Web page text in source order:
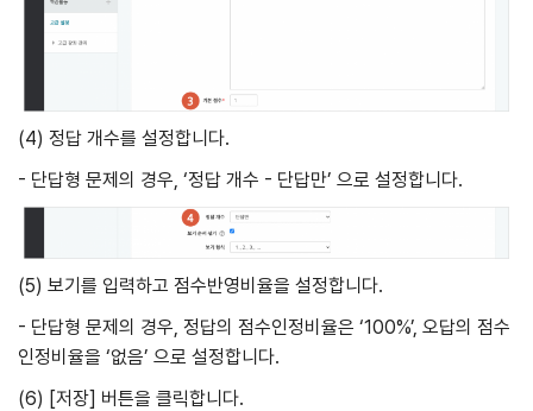
(4) 정답 개수를 설정합니다.
- 단답형 문제의 경우, ‘정답 개수 ­- 단답만’ 으로 설정합니다.
(5) 보기를 입력하고 점수반영비율을 설정합니다.
- 단답형 문제의 경우, 정답의 점수인정비율은 ‘100%’, 오답의 점수
인정비율을 ‘없음’ 으로 설정합니다.
(6) [저장] 버튼을 클릭합니다.